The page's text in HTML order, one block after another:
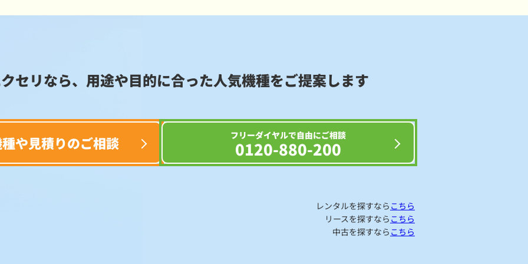
セリなら、用途や目的に合った人気機種をご提案します
や見積りのご相談 フリーダイヤルで自由にご相談
0120-880-200
レンタルを探すなら こちら
リースを探すなら こちら
中古を探すなら こちら